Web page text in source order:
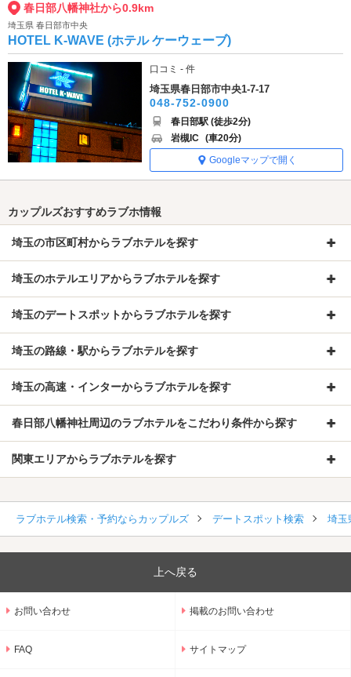
春日部八幡神社から0.9km
埼玉県 春日部市中央
HOTEL K-WAVE (ホテル ケーウェーブ)
口コミ - 件
埼玉県春日部市中央1-7-17
048-752-0900
春日部駅 (徒歩2分)
岩槻IC (車20分)
Googleマップで開く
カップルズおすすめラブホ情報
埼玉の市区町村からラブホテルを探す
埼玉のホテルエリアからラブホテルを探す
埼玉のデートスポットからラブホテルを探す
埼玉の路線・駅からラブホテルを探す
埼玉の高速・インターからラブホテルを探す
春日部八幡神社周辺のラブホテルをこだわり条件から探す
関東エリアからラブホテルを探す
ラブホテル検索・予約ならカップルズ デートスポット検索 埼玉
上へ戻る
お問い合わせ 掲載のお問い合わせ
FAQ サイトマップ